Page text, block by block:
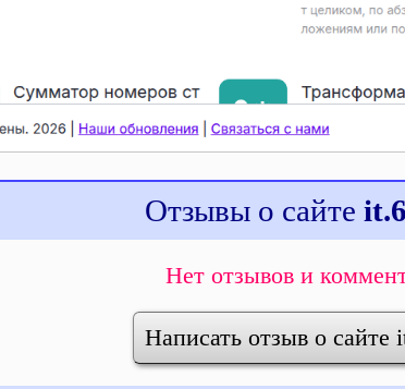
Отзывы о сайте
Нет отзывов и
Написать отзыв о сайте